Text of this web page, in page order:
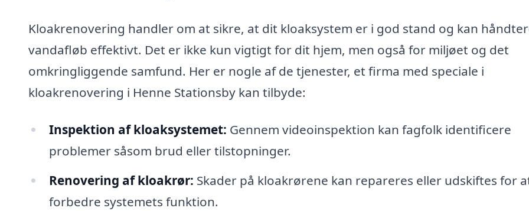
Kloakrenovering handler om at sikre, at dit kloaksystem er i god stand og kan
vandafløb effektivt. Det er ikke kun vigtigt for dit hjem, men også for miljøet og det
omkringliggende samfund. Her er nogle af de tjenester, et firma med speciale i
kloakrenovering i Henne Stationsby kan tilbyde:
Inspektion af kloaksystemet: Gennem videoinspektion kan fagfolk identificere
problemer såsom brud eller tilstopninger.
Renovering af kloakrør: Skader på kloakrørene kan repareres eller udskiftes for
forbedre systemets funktion.